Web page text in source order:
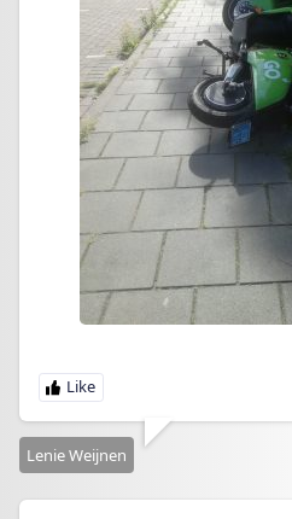
Lenie Weijnen